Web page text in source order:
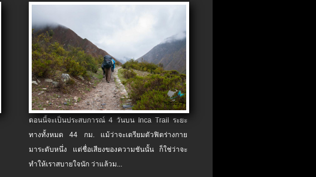
ตอนนี้จะเป็นประสบการณ์ 4 วันบน Inca Trail ระยะ
ทางทั้งหมด 44 กม. แม้ว่าจะเตรียมตัวฟิตร่างกาย
มาระดับหนึ่ง แต่ชื่อเสียงของความชันนั้น ก็ใช่ว่าจะ
ทำให้เราสบายใจนัก ว่าแล้วม...